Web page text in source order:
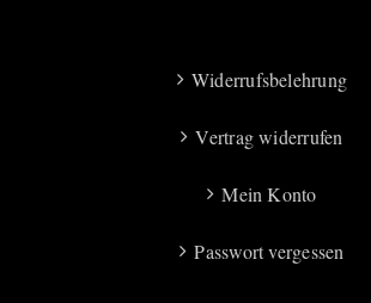
Widerrufsbelehrung
Vertrag widerrufen
Mein Konto
Passwort vergessen